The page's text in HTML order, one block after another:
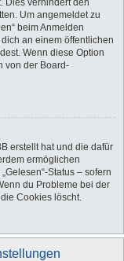
Dies verhindert den
Um angemeldet zu
beim Anmelden
an einem öffentlichen
Wenn diese Option
von der Board-
erstellt hat und die dafür
ermöglichen
Status – sofern
du Probleme bei der
Cookies löscht.